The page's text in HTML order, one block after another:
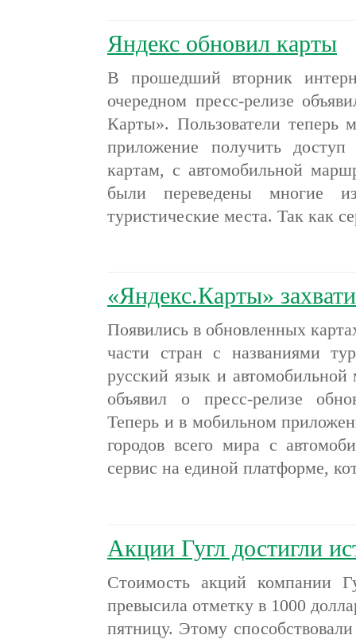
Яндекс обновил карты
В прошедший вторник
очередном пресс-релизе
Карты». Пользователи теперь
приложение получить
картам, с автомобильной
были переведены многие
туристические места. Так как
«Яндекс.Карты»
Появились в обновленных
части стран с названиями
русский язык и
объявил о пресс-релизе
Теперь и в мобильном
городов всего мира с
сервис на единой платформе,
Акции Гугл достигли
Стоимость акций компании
превысила отметку в 1000
пятницу. Этому